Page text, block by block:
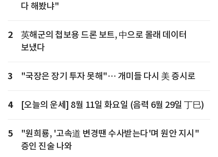
다 해봤냐"
2
英해군의 첩보용 드론 보트, 中으로 몰래 데이터
보냈다
3 "국장은 장기 투자 못해"… 개미들 다시 美 증시로
4 [오늘의 운세] 8월 11일 화요일 (음력 6월 29일 丁巳)
5
"원희룡, '고속道 변경땐 수사받는다'며 원안 지시"
증인 진술 나와